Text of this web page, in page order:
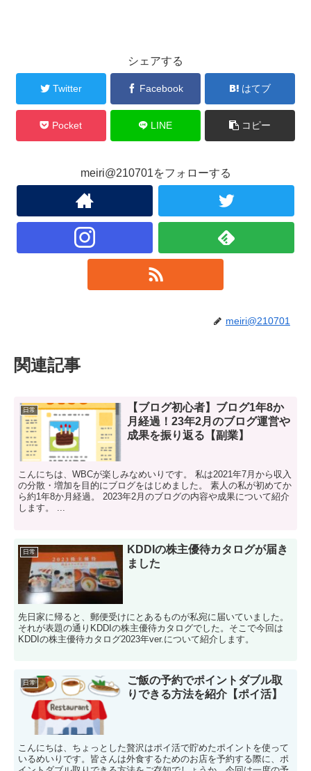
シェアする
Twitter Facebook はてブ
Pocket LINE コピー
meiri@210701をフォローする
meiri@210701
関連記事
日常
【ブログ初心者】ブログ1年8か
月経過！23年2月のブログ運営や
成果を振り返る【副業】
こんにちは、WBCが楽しみなめいりです。 私は2021年7月から収入
の分散・増加を目的にブログをはじめました。 素人の私が初めてか
ら約1年8か月経過。 2023年2月のブログの内容や成果について紹介
します。 ...
日常
KDDIの株主優待カタログが届き
ました
先日家に帰ると、郵便受けにとあるものが私宛に届いていました。
それが表題の通りKDDIの株主優待カタログでした。そこで今回は
KDDIの株主優待カタログ2023年ver.について紹介します。
日常
ご飯の予約でポイントダブル取
りできる方法を紹介【ポイ活】
こんにちは、ちょっとした贅沢はポイ活で貯めたポイントを使って
いるめいりです。皆さんは外食するためのお店を予約する際に、ポ